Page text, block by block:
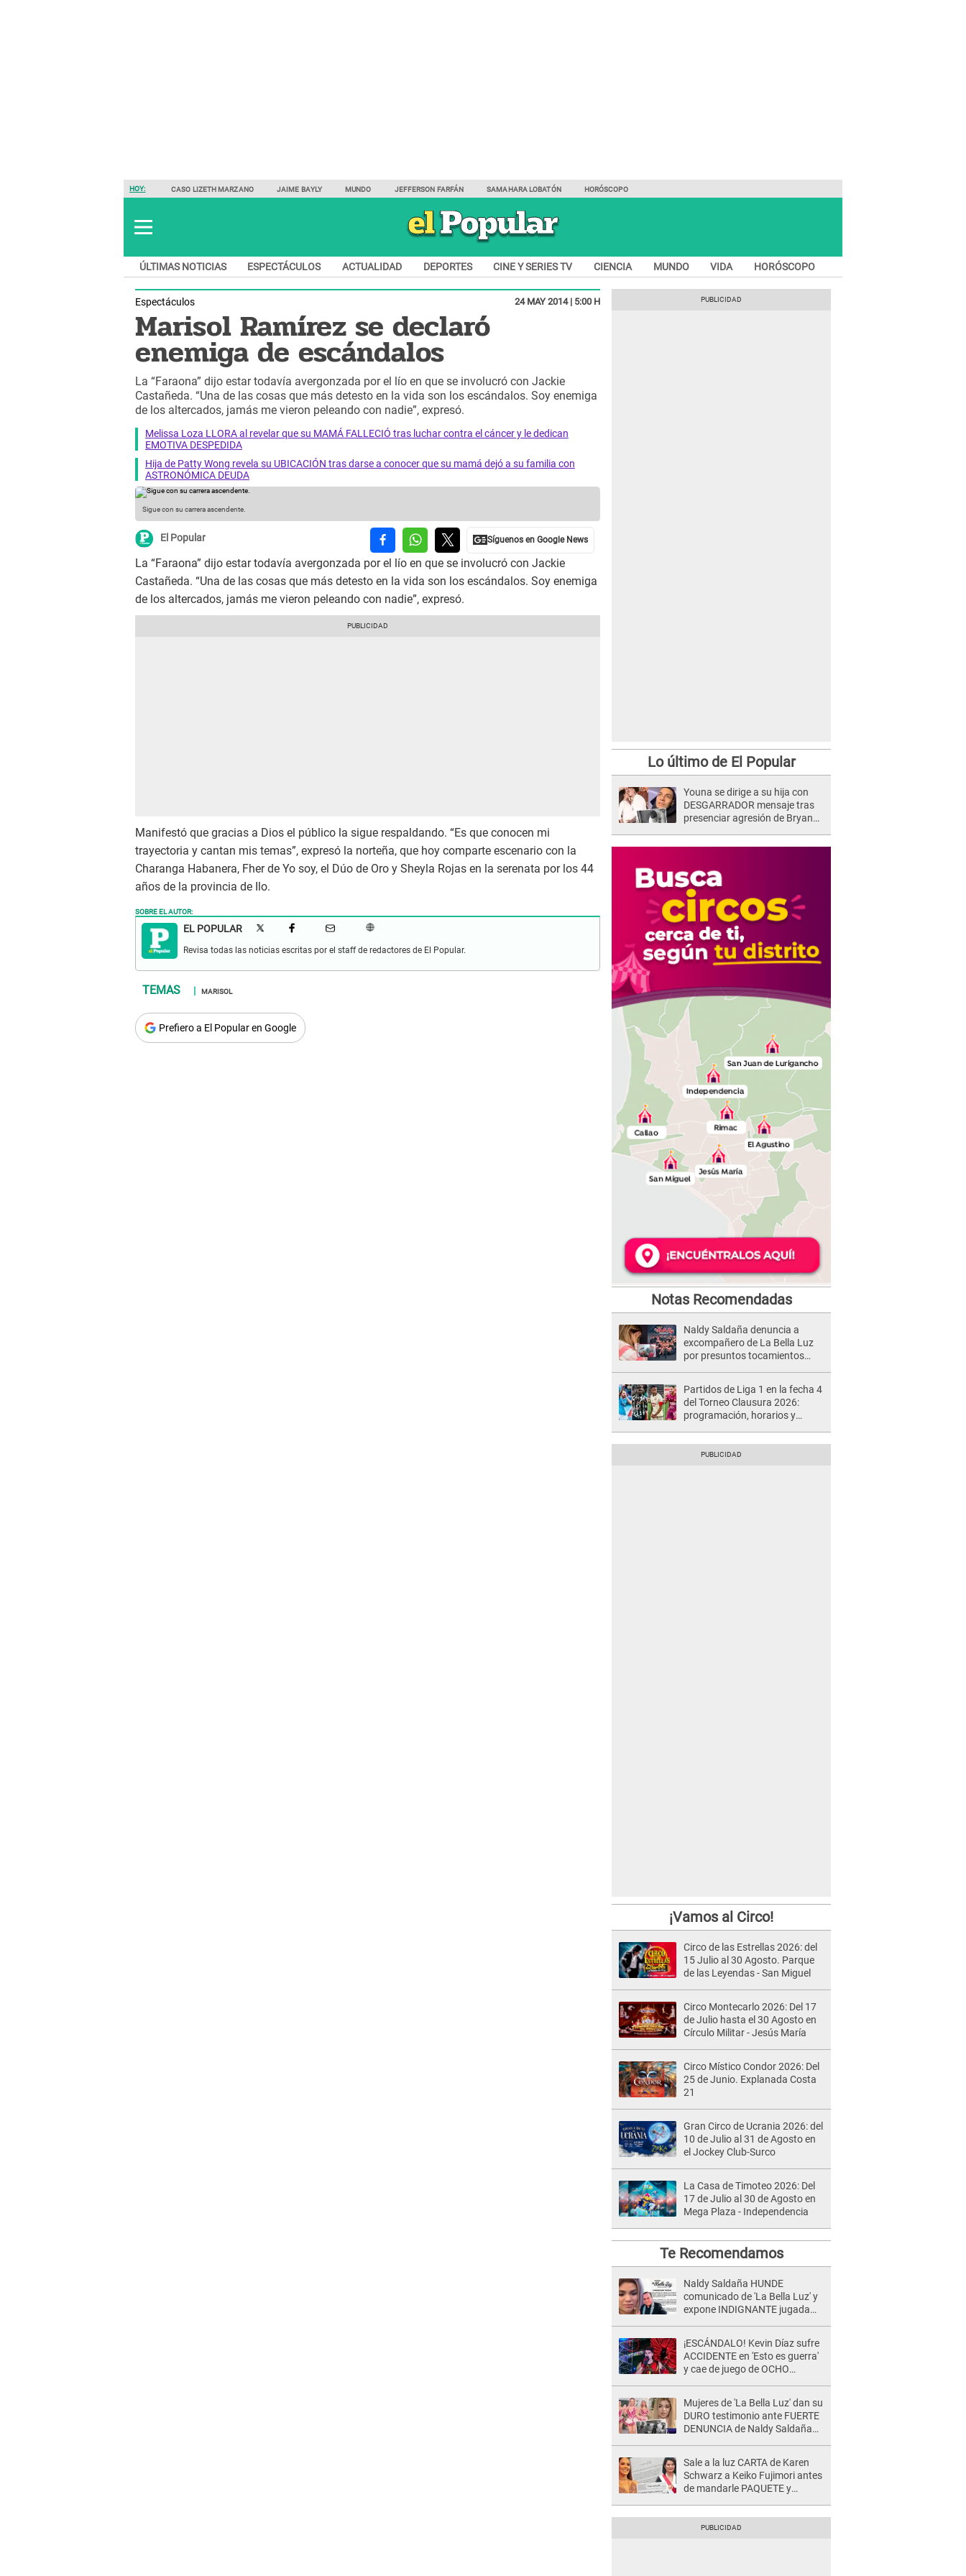
HOY: CASO LIZETH MARZANO JAIME BAYLY MUNDO JEFFERSON FARFÁN SAMAHARA LOBATÓN HORÓSCOPO
ÚLTIMAS NOTICIAS ESPECTÁCULOS ACTUALIDAD DEPORTES CINE Y SERIES TV CIENCIA MUNDO VIDA HORÓSCOPO
Espectáculos 24 MAY 2014 | 5:00 H
Marisol Ramírez se declaró
enemiga de escándalos
La “Faraona” dijo estar todavía avergonzada por el lío en que se involucró con Jackie
Castañeda. “Una de las cosas que más detesto en la vida son los escándalos. Soy enemiga
de los altercados, jamás me vieron peleando con nadie”, expresó.
Melissa Loza LLORA al revelar que su MAMÁ FALLECIÓ tras luchar contra el cáncer y le dedican
EMOTIVA DESPEDIDA
Hija de Patty Wong revela su UBICACIÓN tras darse a conocer que su mamá dejó a su familia con
ASTRONÓMICA DEUDA
Sigue con su carrera ascendente.
El Popular
La “Faraona” dijo estar todavía avergonzada por el lío en que se involucró con Jackie
Castañeda. “Una de las cosas que más detesto en la vida son los escándalos. Soy enemiga
de los altercados, jamás me vieron peleando con nadie”, expresó.
Manifestó que gracias a Dios el público la sigue respaldando. “Es que conocen mi
trayectoria y cantan mis temas”, expresó la norteña, que hoy comparte escenario con la
Charanga Habanera, Fher de Yo soy, el Dúo de Oro y Sheyla Rojas en la serenata por los 44
años de la provincia de Ilo.
SOBRE EL AUTOR:
EL POPULAR
Revisa todas las noticias escritas por el staff de redactores de El Popular.
MARISOL
Prefiero a El Popular en Google
Lo último de El Popular
Youna se dirige a su hija con
DESGARRADOR mensaje tras
presenciar agresión de Bryan
Notas Recomendadas
Naldy Saldaña denuncia a
excompañero de La Bella Luz
por presuntos tocamientos
Partidos de Liga 1 en la fecha 4
del Torneo Clausura 2026:
programación, horarios y
¡Vamos al Circo!
Circo de las Estrellas 2026: del
15 Julio al 30 Agosto. Parque
de las Leyendas - San Miguel
Circo Montecarlo 2026: Del 17
de Julio hasta el 30 Agosto en
Círculo Militar - Jesús María
Circo Místico Condor 2026: Del
25 de Junio. Explanada Costa
21
Gran Circo de Ucrania 2026: del
10 de Julio al 31 de Agosto en
el Jockey Club-Surco
La Casa de Timoteo 2026: Del
17 de Julio al 30 de Agosto en
Mega Plaza - Independencia
Te Recomendamos
Naldy Saldaña HUNDE
comunicado de 'La Bella Luz' y
expone INDIGNANTE jugada
"Que he tenido algo..."
¡ESCÁNDALO! Kevin Díaz sufre
ACCIDENTE en 'Esto es guerra'
y cae de juego de OCHO
Mujeres de 'La Bella Luz' dan su
DURO testimonio ante FUERTE
DENUNCIA de Naldy Saldaña
Sale a la luz CARTA de Karen
Schwarz a Keiko Fujimori antes
de mandarle PAQUETE y